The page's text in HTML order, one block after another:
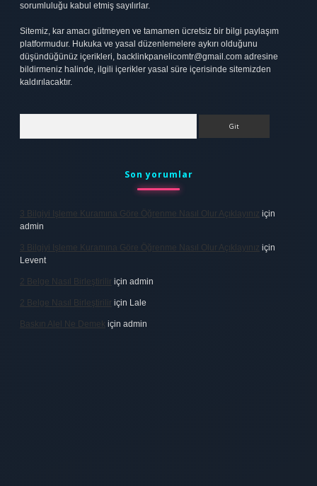
sorumluluğu kabul etmiş sayılırlar.
Sitemiz, kar amacı gütmeyen ve tamamen ücretsiz bir bilgi paylaşım
platformudur. Hukuka ve yasal düzenlemelere aykırı olduğunu
düşündüğünüz içerikleri, backlinkpanelicomtr@gmail.com adresine
bildirmeniz halinde, ilgili içerikler yasal süre içerisinde sitemizden
kaldırılacaktır.
Son yorumlar
3 Bilgiyi Işleme Kuramına Göre Öğrenme Nasıl Olur Açıklayınız için
admin
3 Bilgiyi Işleme Kuramına Göre Öğrenme Nasıl Olur Açıklayınız için
Levent
2 Belge Nasıl Birleştirilir için admin
2 Belge Nasıl Birleştirilir için Lale
Baskın Alel Ne Demek için admin